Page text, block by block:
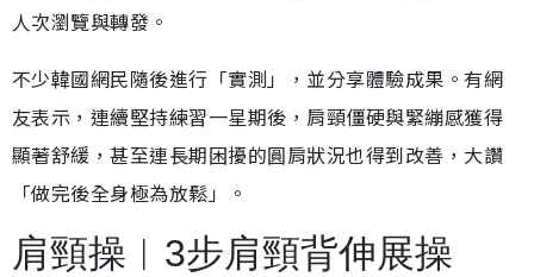
人次瀏覽與轉發。
不少韓國網民隨後進行「實測」，並分享體驗成果。有網
友表示，連續堅持練習一星期後，肩頸僵硬與緊繃感獲得
顯著舒緩，甚至連長期困擾的圓肩狀況也得到改善，大讚
「做完後全身極為放鬆」。
肩頸操︱3步肩頸背伸展操